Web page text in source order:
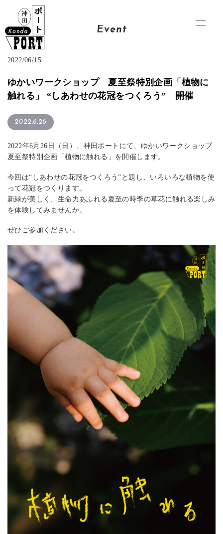
Event
2022/06/15
ゆかいワークショップ 夏至祭特別企画「植物に
触れる」 “しあわせの花冠をつくろう” 開催
2022.6.26
2022年6月26日（日）、神田ポートにて、ゆかいワークショップ
夏至祭特別企画「植物に触れる」を開催します。
今回は“しあわせの花冠をつくろう”と題し、いろいろな植物を使
って花冠をつくります。
新緑が美しく、生命力あふれる夏至の時季の草花に触れる楽しみ
を体験してみませんか。
ぜひご参加ください。